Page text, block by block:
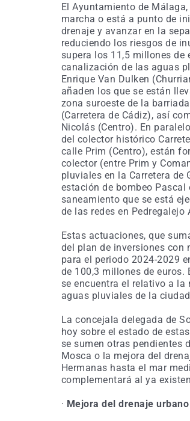
El Ayuntamiento de
marcha o está a punto de
drenaje y avanzar en la
reduciendo los riesgos de
supera los 11,5 millones de
canalización de las aguas
Enrique Van Dulken
añaden los que se están
zona suroeste de la
(Carretera de Cádiz), así
Nicolás (Centro). En
del colector histórico
calle Prim (Centro), están
colector (entre Prim y
pluviales en la Carretera de
estación de bombeo
saneamiento que se está
de las redes en Pedregalejo
Estas actuaciones, que
del plan de inversiones con
para el periodo 2024-2029
de 100,3 millones de euros.
se encuentra el relativo a la
aguas pluviales de la
La concejala delegada de
hoy sobre el estado de
se sumen otras pendientes
Mosca o la mejora del
Hermanas hasta el mar
complementará al ya
· Mejora del drenaje